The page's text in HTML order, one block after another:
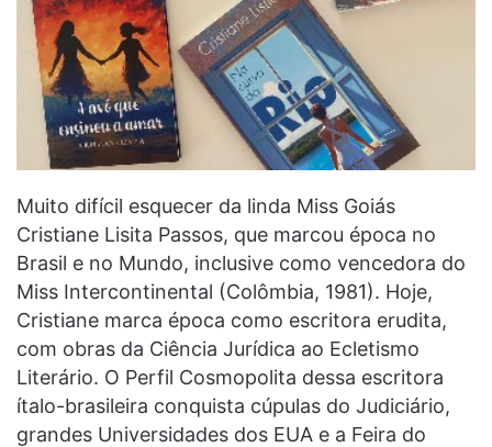
Muito difícil esquecer da linda Miss Goiás
Cristiane Lisita Passos, que marcou época no
Brasil e no Mundo, inclusive como vencedora do
Miss Intercontinental (Colômbia, 1981). Hoje,
Cristiane marca época como escritora erudita,
com obras da Ciência Jurídica ao Ecletismo
Literário. O Perfil Cosmopolita dessa escritora
ítalo-brasileira conquista cúpulas do Judiciário,
grandes Universidades dos EUA e a Feira do